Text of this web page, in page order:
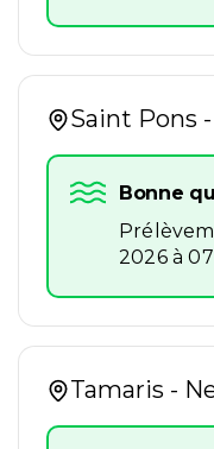
Saint Pons
Bonne
2026 à
Tamaris -